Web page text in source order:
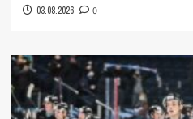
03.08.2026 0